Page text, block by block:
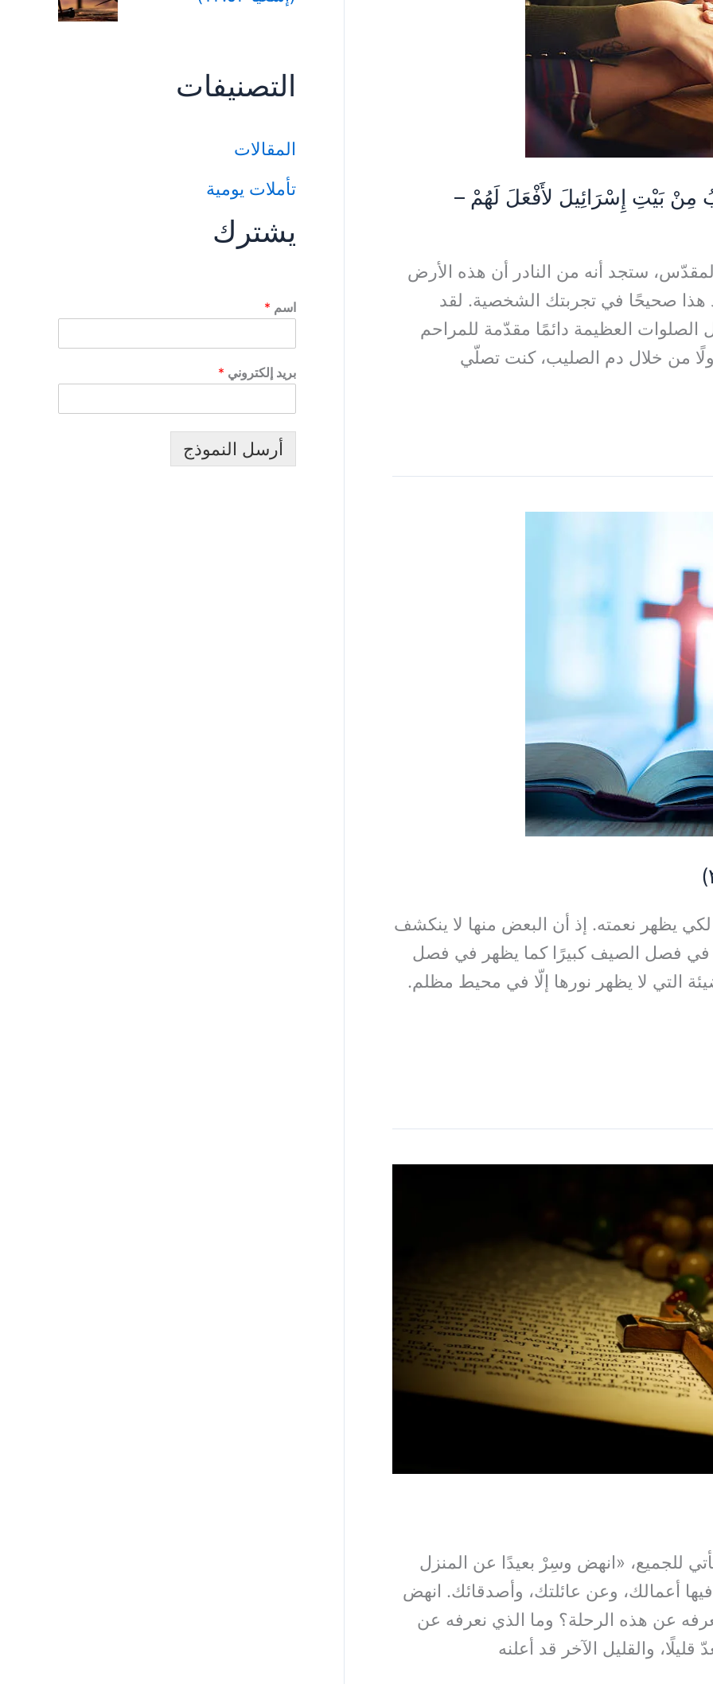
مِنْ بَيْتِ إِسْرَائِيلَ لأَفْعَلَ لَهُمْ –
ستجد أنه من النادر أن هذه الأرض
هذا صحيحًا في تجربتك الشخصية. لقد
العظيمة دائمًا مقدّمة للمراحم
من خلال دم الصليب، كنت تصلّي
يظهر نعمته. إذ أن البعض منها لا ينكشف
في فصل الصيف كبيرًا كما يظهر في فصل
التي لا يظهر نورها إلّا في محيط مظلم.
للجميع، «انهض وسِرْ بعيدًا عن المنزل
أعمالك، وعن عائلتك، وأصدقائك. انهض
عن هذه الرحلة؟ وما الذي نعرفه عن
والقليل الآخر قد أعلنه
التصنيفات
المقالات
تأملات يومية
يشترك
اسم *
بريد إلكتروني *
أرسل النموذج